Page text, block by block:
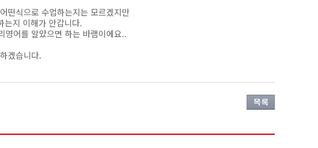
떤식으로 수업하는지는 모르겠지만
는지 이해가 안갑니다.
영어를 알았으면 하는 바램이에요..
겠습니다.